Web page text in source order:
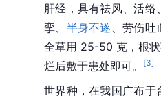
肝经，具有祛风、活
挛、 半身不遂 、劳伤
全草用 25-50 克，根
烂后敷于患处即可。
[3]
世界种，在我国广布于